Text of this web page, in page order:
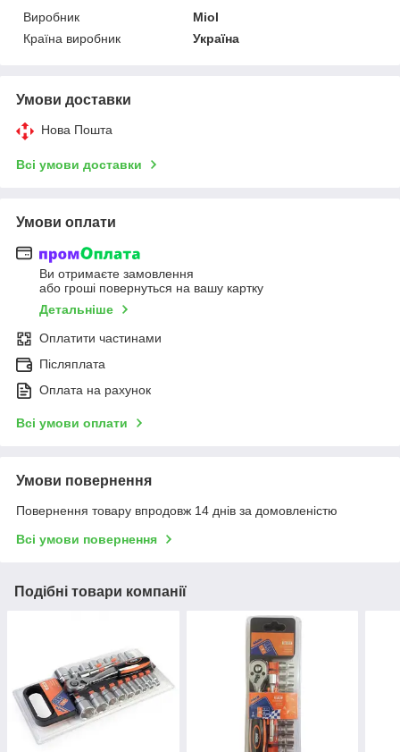
Виробник
Miol
Країна виробник
Україна
Умови доставки
Нова Пошта
Всі умови доставки
Умови оплати
Ви отримаєте замовлення
або гроші повернуться на вашу картку
Детальніше
Оплатити частинами
Післяплата
Оплата на рахунок
Всі умови оплати
Умови повернення
Повернення товару впродовж 14 днів за домовленістю
Всі умови повернення
Подібні товари компанії